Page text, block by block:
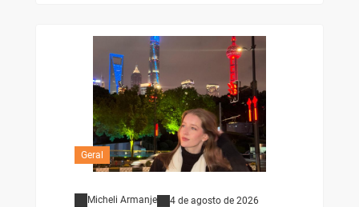
Geral
Micheli Armanje 4 de agosto de 2026